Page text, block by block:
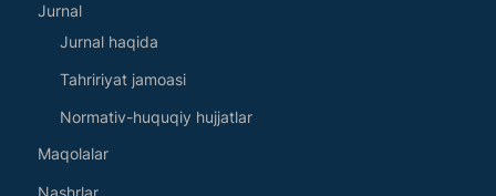
Jurnal
Jurnal haqida
Tahririyat jamoasi
Normativ-huquqiy hujjatlar
Maqolalar
Nashrlar